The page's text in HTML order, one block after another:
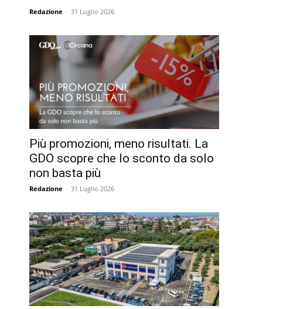
Redazione - 31 Luglio 2026
Più promozioni, meno risultati. La
GDO scopre che lo sconto da solo
non basta più
Redazione - 31 Luglio 2026